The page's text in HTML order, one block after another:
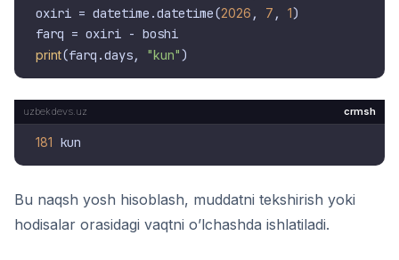
oxiri = datetime.datetime(2026 , 7 , 1)
print(farq.days, "kun"
crmsh
181
Bu naqsh yosh hisoblash, muddatni tekshirish yoki
hodisalar orasidagi vaqtni o’lchashda ishlatiladi.